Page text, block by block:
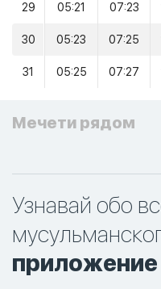
29 05:21 07:23
30 05:23 07:25
31 05:25 07:27
Мечети рядом
Узнавай обо
приложение